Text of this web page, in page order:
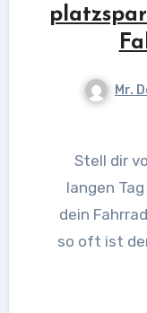
Mr.
Stell dir vor, du kommst nach einem
langen
dein
so oft ist